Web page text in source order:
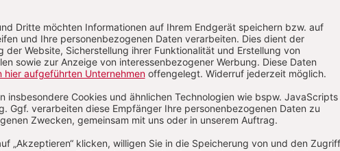
Römische Reich von Anatolien bis Ägypten unter ihre
Palmyras und seinen guten Beziehungen mit den
das Handelsnetzwerk die Voraussetzungen für den
Zinobias.